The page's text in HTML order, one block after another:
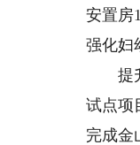
安置房
强化妇
提升
试点项
完成金